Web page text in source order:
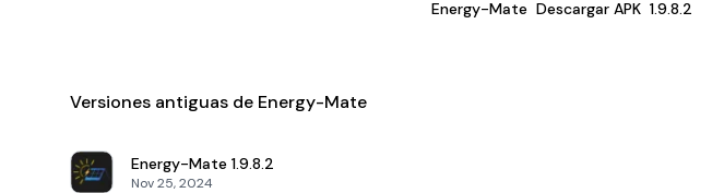
Energy-Mate Descargar APK 1.9.8.2
Versiones antiguas de Energy-Mate
Energy-Mate 1.9.8.2
Nov 25, 2024